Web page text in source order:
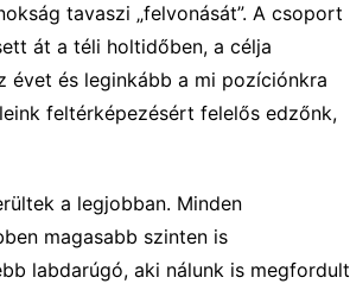
tavaszi „felvonását”. A csoport
át a téli holtidőben, a célja
évet és leginkább a mi pozíciónkra
feltérképezésért felelős edzőnk,
a legjobban. Minden
magasabb szinten is
labdarúgó, aki nálunk is megfordult